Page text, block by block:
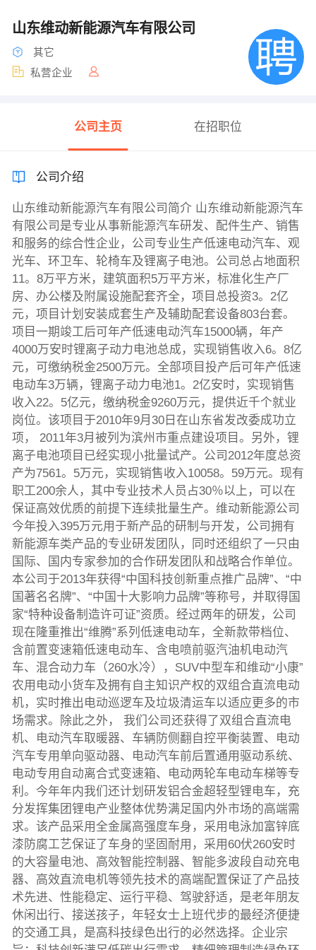
山东维动新能源汽车有限公司
其它
私营企业
公司主页 在招职位
公司介绍
山东维动新能源汽车有限公司简介 山东维动新能源汽车
有限公司是专业从事新能源汽车研发、配件生产、销售
和服务的综合性企业，公司专业生产低速电动汽车、观
光车、环卫车、轮椅车及锂离子电池。公司总占地面积
11。8万平方米，建筑面积5万平方米，标准化生产厂
房、办公楼及附属设施配套齐全，项目总投资3。2亿
元，项目计划安装成套生产及辅助配套设备803台套。
项目一期竣工后可年产低速电动汽车15000辆，年产
4000万安时锂离子动力电池总成，实现销售收入6。8亿
元，可缴纳税金2500万元。全部项目投产后可年产低速
电动车3万辆，锂离子动力电池1。2亿安时，实现销售
收入22。5亿元，缴纳税金9260万元，提供近千个就业
岗位。该项目于2010年9月30日在山东省发改委成功立
项， 2011年3月被列为滨州市重点建设项目。另外，锂
离子电池项目已经实现小批量试产。公司2012年度总资
产为7561。5万元，实现销售收入10058。59万元。现有
职工200余人，其中专业技术人员占30％以上，可以在
保证高效优质的前提下连续批量生产。维动新能源公司
今年投入395万元用于新产品的研制与开发，公司拥有
新能源车类产品的专业研发团队，同时还组织了一只由
国际、国内专家参加的合作研发团队和战略合作单位。
本公司于2013年获得“中国科技创新重点推广品牌”、“中
国著名名牌”、“中国十大影响力品牌”等称号，并取得国
家“特种设备制造许可证”资质。经过两年的研发，公司
现在隆重推出“维腾”系列低速电动车，全新款带档位、
含前置变速箱低速电动车、含电喷前驱汽油机电动汽
车、混合动力车（260水冷），SUV中型车和维动“小康”
农用电动小货车及拥有自主知识产权的双组合直流电动
机，实时推出电动巡逻车及垃圾清运车以适应更多的市
场需求。除此之外， 我们公司还获得了双组合直流电
机、电动汽车取暖器、车辆防侧翻自控平衡装置、电动
汽车专用单向驱动器、电动汽车前后置通用驱动系统、
电动专用自动离合式变速箱、电动两轮车电动车梯等专
利。今年年内我们还计划研发铝合金超轻型锂电车，充
分发挥集团锂电产业整体优势满足国内外市场的高端需
求。该产品采用全金属高强度车身，采用电泳加富锌底
漆防腐工艺保证了车身的坚固耐用，采用60伏260安时
的大容量电池、高效智能控制器、智能多波段自动充电
器、高效直流电机等领先技术的高端配置保证了产品技
术先进、性能稳定、运行平稳、驾驶舒适，是老年朋友
休闲出行、接送孩子，年轻女士上班代步的最经济便捷
的交通工具，是高科技绿色出行的必然选择。企业宗